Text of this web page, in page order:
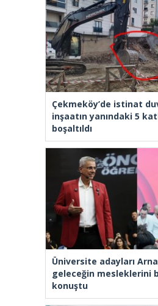
Çekmeköy’de istinat
inşaatın yanındaki 5
boşaltıldı
Üniversite adayları
geleceğin mesleklerini
konuştu